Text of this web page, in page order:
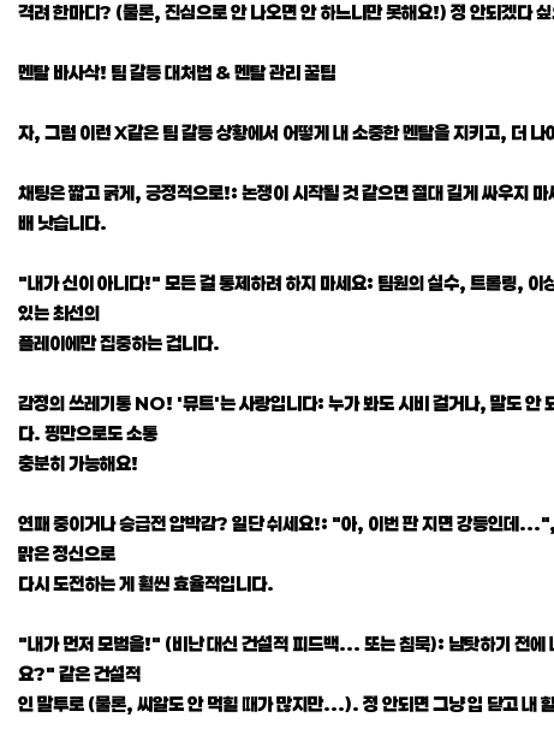
격려 한마디? (물론, 진심으로 안 나오면 안 하느니만 못해요!) 정 안되겠
멘탈 바사삭! 팀 갈등 대처법 & 멘탈 관리 꿀팁
자, 그럼 이런 X같은 팀 갈등 상황에서 어떻게 내 소중한 멘탈을 지키고, 더
채팅은 짧고 굵게, 긍정적으로!: 논쟁이 시작될 것 같으면 절대 길게 싸우
배 낫습니다.
"내가 신이 아니다!" 모든 걸 통제하려 하지 마세요: 팀원의 실수, 트롤링,
있는 최선의
플레이에만 집중하는 겁니다.
감정의 쓰레기통 NO! '뮤트'는 사랑입니다: 누가 봐도 시비 걸거나, 말도
다. 핑만으로도 소통
충분히 가능해요!
연패 중이거나 승급전 압박감? 일단 쉬세요!: "아, 이번 판 지면 강등인데
맑은 정신으로
다시 도전하는 게 훨씬 효율적입니다.
"내가 먼저 모범을!" (비난 대신 건설적 피드백... 또는 침묵): 남탓하기 전에
요?" 같은 건설적
인 말투로 (물론, 씨알도 안 먹힐 때가 많지만...). 정 안되면 그냥 입 닫고 내